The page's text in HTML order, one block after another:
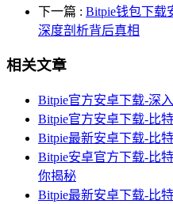
下一篇 : Bitpie钱包下载
深度剖析背后真相
相关文章
Bitpie官方安卓下载-深
Bitpie官方安卓下载-比
Bitpie最新安卓下载-比
Bitpie安卓官方下载-比
你揭秘
Bitpie最新安卓下载-比